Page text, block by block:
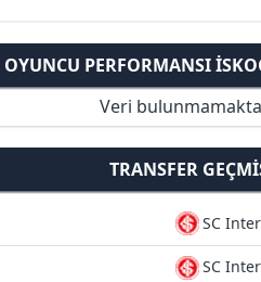
OYUNCU PERFORMANSI
Veri
TRANSFER
SC
SC